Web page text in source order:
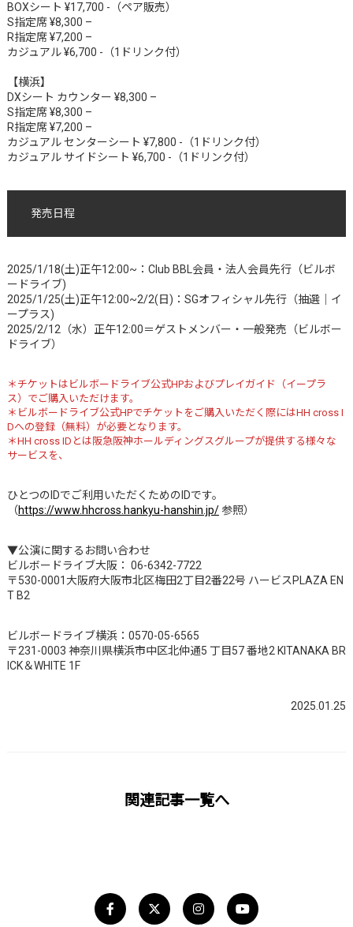
BOXシート ¥17,700 -（ペア販売）
S指定席 ¥8,300 –
R指定席 ¥7,200 –
カジュアル ¥6,700 -（1ドリンク付）
【横浜】
DXシート カウンター ¥8,300 –
S指定席 ¥8,300 –
R指定席 ¥7,200 –
カジュアル センターシート ¥7,800 -（1ドリンク付）
カジュアル サイドシート ¥6,700 -（1ドリンク付）
発売日程
2025/1/18(土)正午12:00~：Club BBL会員・法人会員先行（ビルボ
ードライブ)
2025/1/25(土)正午12:00~2/2(日)：SGオフィシャル先行（抽選｜イ
ープラス)
2025/2/12（水）正午12:00＝ゲストメンバー・一般発売（ビルボー
ドライブ）
＊チケットはビルボードライブ公式HPおよびプレイガイド（イープラ
ス）でご購入いただけます。
＊ビルボードライブ公式HPでチケットをご購入いただく際にはHH cross I
Dへの登録（無料）が必要となります。
＊HH cross IDとは阪急阪神ホールディングスグループが提供する様々な
サービスを、
ひとつのIDでご利用いただくためのIDです。
（https://www.hhcross.hankyu-hanshin.jp/参照）
▼公演に関するお問い合わせ
ビルボードライブ大阪： 06-6342-7722
〒530-0001大阪府大阪市北区梅田2丁目2番22号 ハービスPLAZA EN
T B2
ビルボードライブ横浜：0570-05-6565
〒231-0003 神奈川県横浜市中区北仲通5 丁目57 番地2 KITANAKA BR
ICK＆WHITE 1F
2025.01.25
関連記事一覧へ